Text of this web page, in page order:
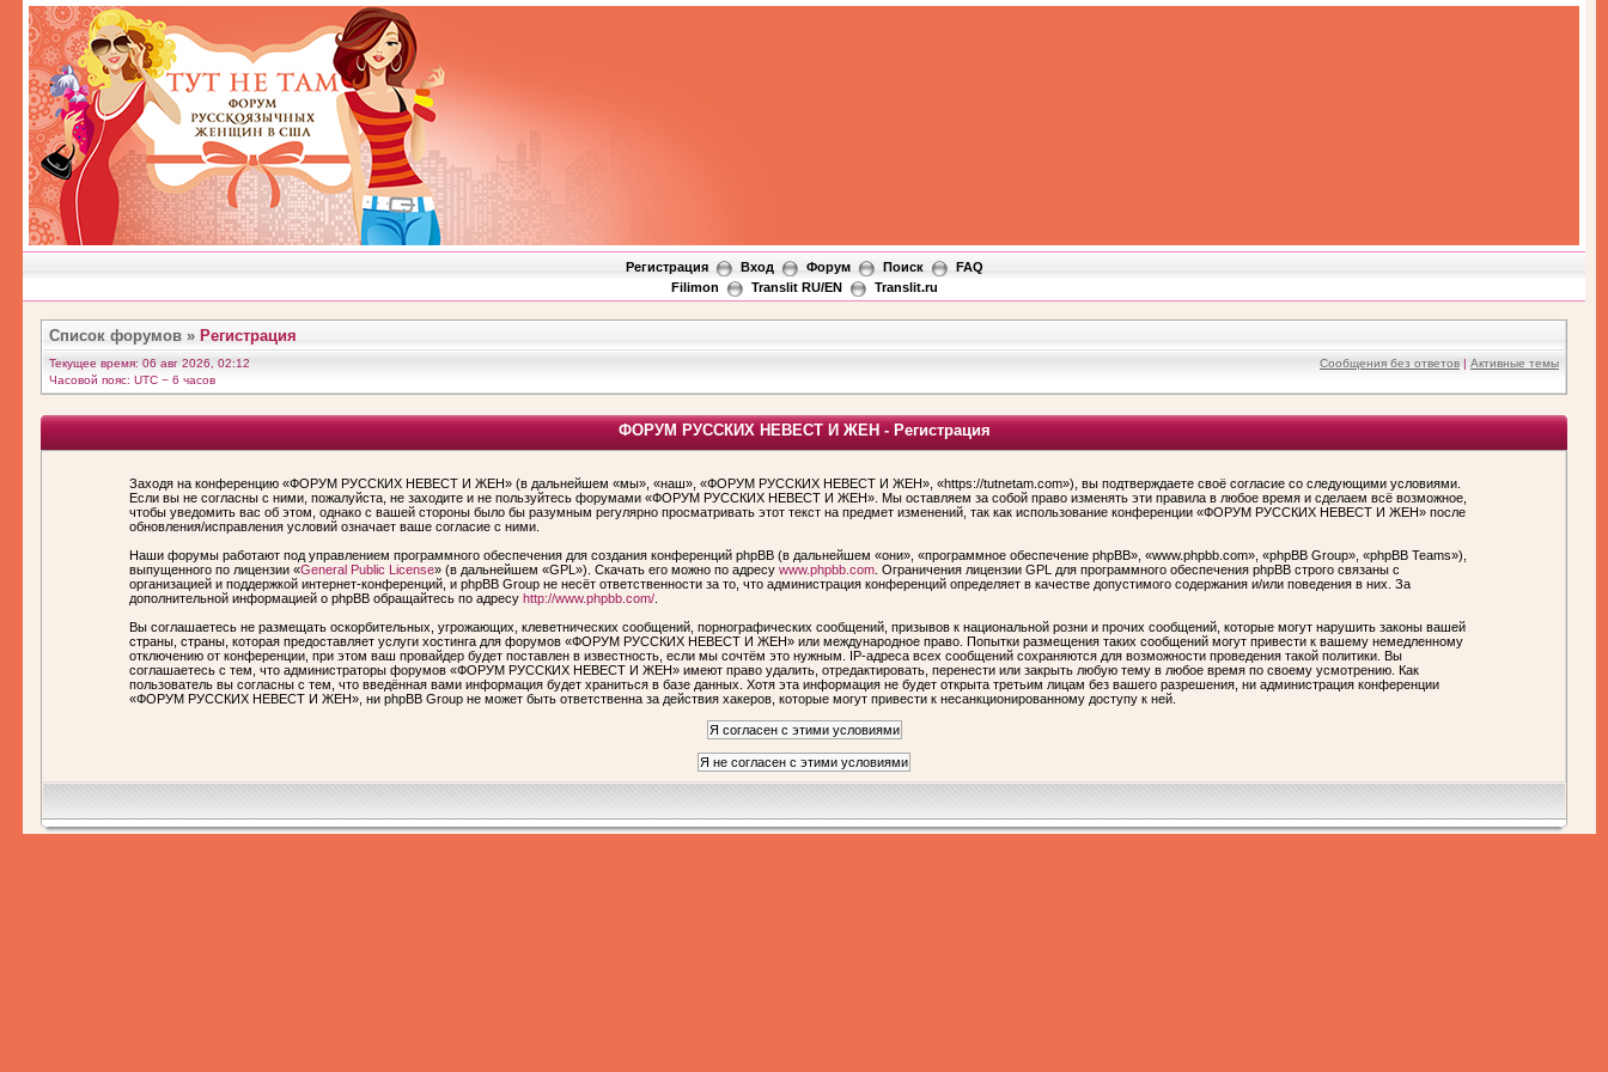
Регистрация Вход Форум Поиск
FAQ
Filimon
Translit RU/EN Translit.ru
Список форумов » Регистрация
Текущее время: 06 авг 2026, 02:12
Часовой пояс: UTC − 6 часов
Сообщения без ответов | Активные темы
ФОРУМ РУССКИХ НЕВЕСТ И ЖЕН - Регистрация
Заходя на конференцию «ФОРУМ РУССКИХ НЕВЕСТ И ЖЕН» (в дальнейшем «мы», «наш», «ФОРУМ РУССКИХ НЕВЕСТ И ЖЕН», «https://tutnetam.com»), вы подтверждаете своё согласие со следующими условиями.
Если вы не согласны с ними, пожалуйста, не заходите и не пользуйтесь форумами «ФОРУМ РУССКИХ НЕВЕСТ И ЖЕН». Мы оставляем за собой право изменять эти правила в любое время и сделаем всё возможное,
чтобы уведомить вас об этом, однако с вашей стороны было бы разумным регулярно просматривать этот текст на предмет изменений, так как использование конференции «ФОРУМ РУССКИХ НЕВЕСТ И ЖЕН» после
обновления/исправления условий означает ваше согласие с ними.
Наши форумы работают под управлением программного обеспечения для создания конференций phpBB (в дальнейшем «они», «программное обеспечение phpBB», «www.phpbb.com», «phpBB Group», «phpBB Teams»),
выпущенного по лицензии «General Public License» (в дальнейшем «GPL»). Скачать его можно по адресу www.phpbb.com. Ограничения лицензии GPL для программного обеспечения phpBB строго связаны с
организацией и поддержкой интернет-конференций, и phpBB Group не несёт ответственности за то, что администрация конференций определяет в качестве допустимого содержания и/или поведения в них. За
дополнительной информацией о phpBB обращайтесь по адресу http://www.phpbb.com/.
Вы соглашаетесь не размещать оскорбительных, угрожающих, клеветнических сообщений, порнографических сообщений, призывов к национальной розни и прочих сообщений, которые могут нарушить законы вашей
страны, страны, которая предоставляет услуги хостинга для форумов «ФОРУМ РУССКИХ НЕВЕСТ И ЖЕН» или международное право. Попытки размещения таких сообщений могут привести к вашему немедленному
отключению от конференции, при этом ваш провайдер будет поставлен в известность, если мы сочтём это нужным. IP-адреса всех сообщений сохраняются для возможности проведения такой политики. Вы
соглашаетесь с тем, что администраторы форумов «ФОРУМ РУССКИХ НЕВЕСТ И ЖЕН» имеют право удалить, отредактировать, перенести или закрыть любую тему в любое время по своему усмотрению. Как
пользователь вы согласны с тем, что введённая вами информация будет храниться в базе данных. Хотя эта информация не будет открыта третьим лицам без вашего разрешения, ни администрация конференции
«ФОРУМ РУССКИХ НЕВЕСТ И ЖЕН», ни phpBB Group не может быть ответственна за действия хакеров, которые могут привести к несанкционированному доступу к ней.